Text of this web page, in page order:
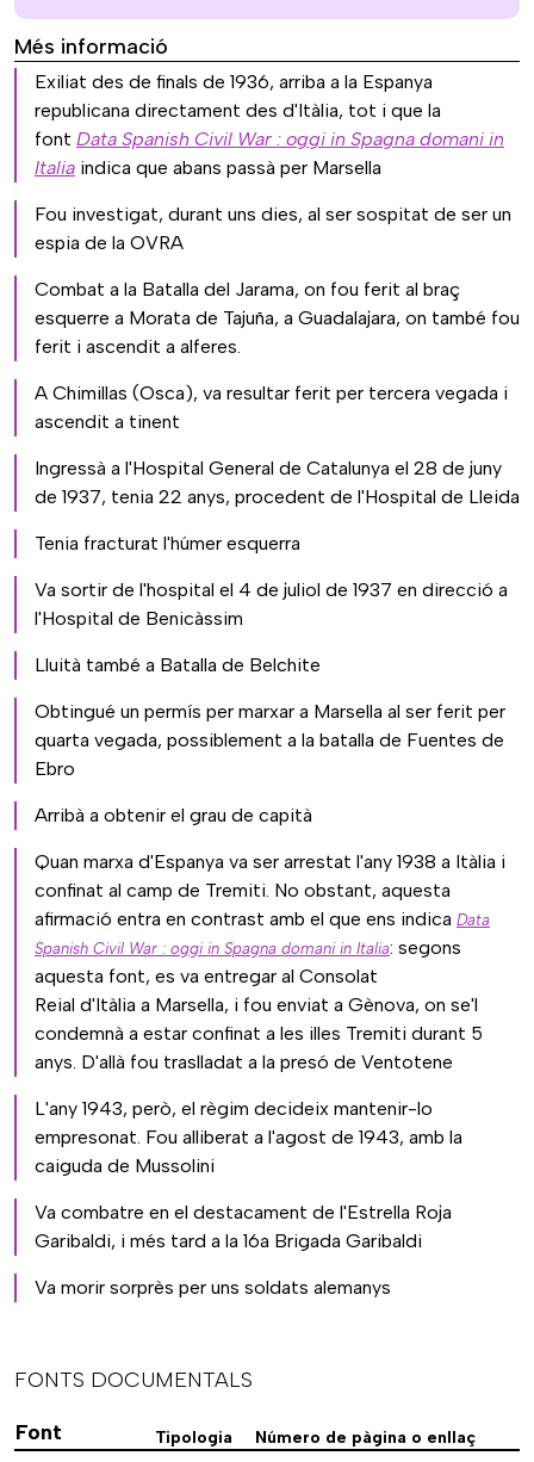
Més informació
Exiliat des de finals de 1936, arriba a la Espanya
republicana directament des d'Itàlia, tot i que la
font Data Spanish Civil War : oggi in Spagna domani in
Italia indica que abans passà per Marsella
Fou investigat, durant uns dies, al ser sospitat de ser un
espia de la OVRA
Combat a la Batalla del Jarama, on fou ferit al braç
esquerre a Morata de Tajuña, a Guadalajara, on també fou
ferit i ascendit a alferes.
A Chimillas (Osca), va resultar ferit per tercera vegada i
ascendit a tinent
Ingressà a l'Hospital General de Catalunya el 28 de juny
de 1937, tenia 22 anys, procedent de l'Hospital de Lleida
Tenia fracturat l'húmer esquerra
Va sortir de l'hospital el 4 de juliol de 1937 en direcció a
l'Hospital de Benicàssim
Lluità també a Batalla de Belchite
Obtingué un permís per marxar a Marsella al ser ferit per
quarta vegada, possiblement a la batalla de Fuentes de
Ebro
Arribà a obtenir el grau de capità
Quan marxa d'Espanya va ser arrestat l'any 1938 a Itàlia i
confinat al camp de Tremiti. No obstant, aquesta
afirmació entra en contrast amb el que ens indica Data
Spanish Civil War : oggi in Spagna domani in Italia: segons
aquesta font, es va entregar al Consolat
Reial d'Itàlia a Marsella, i fou enviat a Gènova, on se'l
condemnà a estar confinat a les illes Tremiti durant 5
anys. D'allà fou traslladat a la presó de Ventotene
L'any 1943, però, el règim decideix mantenir-lo
empresonat. Fou alliberat a l'agost de 1943, amb la
caiguda de Mussolini
Va combatre en el destacament de l'Estrella Roja
Garibaldi, i més tard a la 16a Brigada Garibaldi
Va morir sorprès per uns soldats alemanys
FONTS DOCUMENTALS
Font
Tipologia Número de pàgina o enllaç